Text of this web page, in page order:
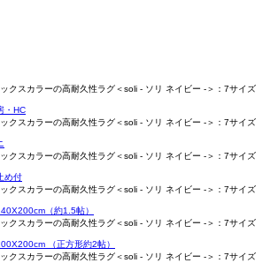
クスカラーの高耐久性ラグ＜soli - ソリ ネイビー -＞：7サイズ
・HC
クスカラーの高耐久性ラグ＜soli - ソリ ネイビー -＞：7サイズ
クスカラーの高耐久性ラグ＜soli - ソリ ネイビー -＞：7サイズ
め付
クスカラーの高耐久性ラグ＜soli - ソリ ネイビー -＞：7サイズ
（約1.5帖）
クスカラーの高耐久性ラグ＜soli - ソリ ネイビー -＞：7サイズ
（正方形約2帖）
クスカラーの高耐久性ラグ＜soli - ソリ ネイビー -＞：7サイズ